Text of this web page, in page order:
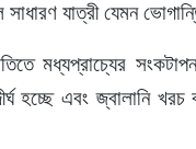
যাত্রী যেমন
মধ্যপ্রাচ্যের
হচ্ছে এবং জ্বালানি